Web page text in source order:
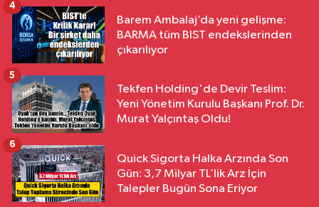
Barem Ambalaj’da yeni gelişme:
BARMA tüm BIST endekslerinden
çıkarılıyor
4
Tekfen Holding'de Devir Teslim:
Yeni Yönetim Kurulu Başkanı Prof. Dr.
Murat Yalçıntaş Oldu!
5
Quick Sigorta Halka Arzında Son
Gün: 3,7 Milyar TL’lik Arz İçin
Talepler Bugün Sona Eriyor
6